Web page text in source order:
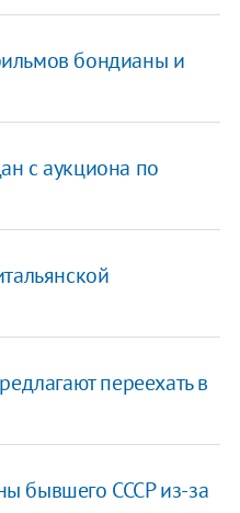
бондианы и
с аукциона по
переехать в
бывшего СССР из-за